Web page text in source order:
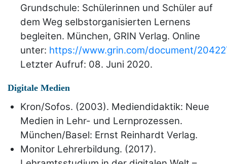
Grundschule: Schülerinnen und Schüler auf
dem Weg selbstorganisierten Lernens
begleiten. München, GRIN Verlag. Online
unter: https://www.grin.com/document/
Letzter Aufruf: 08. Juni 2020.
Digitale Medien
Kron/Sofos. (2003). Mediendidaktik: Neue
Medien in Lehr- und Lernprozessen.
München/Basel: Ernst Reinhardt Verlag.
Monitor Lehrerbildung. (2017).